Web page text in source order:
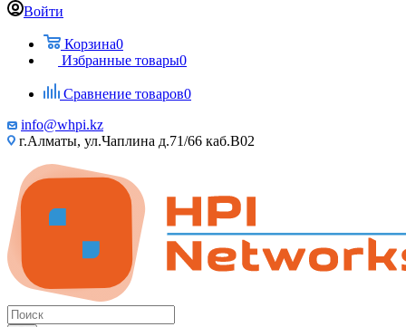
Войти
Корзина0
Избранные товары0
Сравнение товаров0
info@whpi.kz
г.Алматы, ул.Чаплина д.71/66 каб.B02